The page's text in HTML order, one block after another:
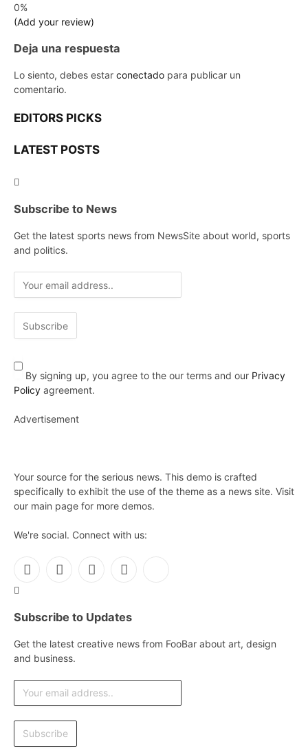
0%
(Add your review)
Deja una respuesta
Lo siento, debes estar conectado para publicar un
comentario.
EDITORS PICKS
LATEST POSTS
Subscribe to News
Get the latest sports news from NewsSite about world, sports
and politics.
By signing up, you agree to the our terms and our Privacy
Policy agreement.
Advertisement
Your source for the serious news. This demo is crafted
specifically to exhibit the use of the theme as a news site. Visit
our main page for more demos.
We're social. Connect with us:
Facebook
X
InstagramPinterest
Subscribe to Updates
Get the latest creative news from FooBar about art, design
and business.